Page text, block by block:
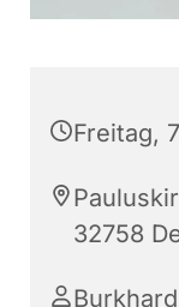
Freitag,
32758